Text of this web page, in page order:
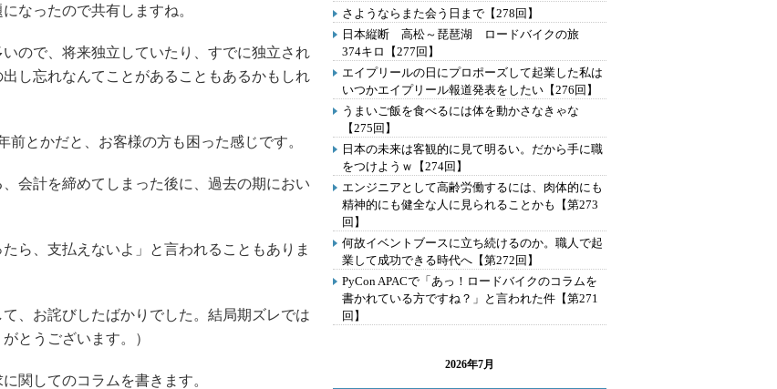
なったので共有しますね。
ので、将来独立していたり、すでに独立され
し忘れなんてことがあることもあるかもしれ
とかだと、お客様の方も困った感じです。
会計を締めてしまった後に、過去の期におい
ら、支払えないよ」と言われることもありま
、お詫びしたばかりでした。結局期ズレでは
とうございます。）
関してのコラムを書きます。
さようならまた会う日まで【278回】
日本縦断 高松～琵琶湖 ロードバイクの旅
374キロ【277回】
エイプリールの日にプロポーズして起業した私は
いつかエイプリール報道発表をしたい【276回】
うまいご飯を食べるには体を動かさなきゃな
【275回】
日本の未来は客観的に見て明るい。だから手に職
をつけようｗ【274回】
エンジニアとして高齢労働するには、肉体的にも
精神的にも健全な人に見られることかも【第273
回】
何故イベントブースに立ち続けるのか。職人で起
業して成功できる時代へ【第272回】
PyCon APACで「あっ！ロードバイクのコラムを
書かれている方ですね？」と言われた件【第271
回】
2026年7月